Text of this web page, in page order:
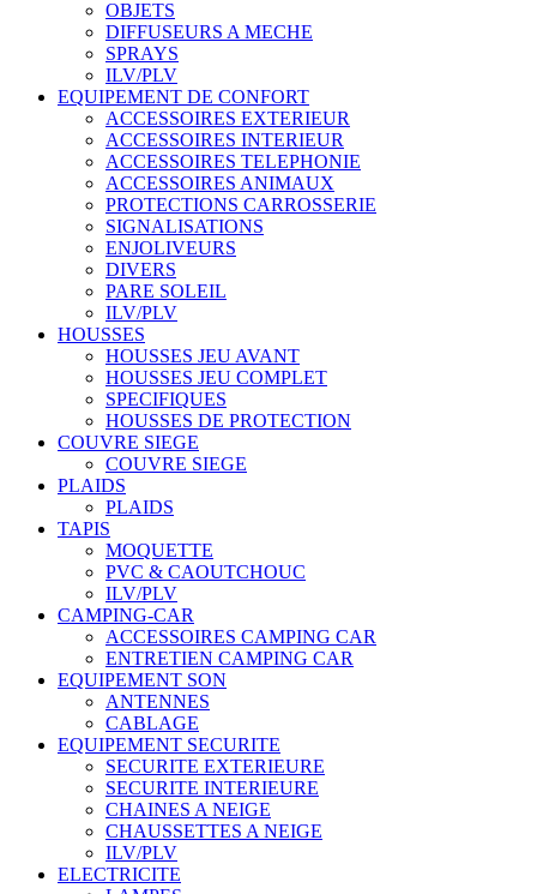
OBJETS
DIFFUSEURS A MECHE
SPRAYS
ILV/PLV
EQUIPEMENT DE CONFORT
ACCESSOIRES EXTERIEUR
ACCESSOIRES INTERIEUR
ACCESSOIRES TELEPHONIE
ACCESSOIRES ANIMAUX
PROTECTIONS CARROSSERIE
SIGNALISATIONS
ENJOLIVEURS
DIVERS
PARE SOLEIL
ILV/PLV
HOUSSES
HOUSSES JEU AVANT
HOUSSES JEU COMPLET
SPECIFIQUES
HOUSSES DE PROTECTION
COUVRE SIEGE
COUVRE SIEGE
PLAIDS
PLAIDS
TAPIS
MOQUETTE
PVC & CAOUTCHOUC
ILV/PLV
CAMPING-CAR
ACCESSOIRES CAMPING CAR
ENTRETIEN CAMPING CAR
EQUIPEMENT SON
ANTENNES
CABLAGE
EQUIPEMENT SECURITE
SECURITE EXTERIEURE
SECURITE INTERIEURE
CHAINES A NEIGE
CHAUSSETTES A NEIGE
ILV/PLV
ELECTRICITE